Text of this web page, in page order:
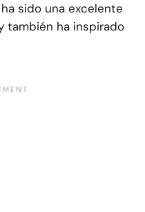
sido una excelente
también ha inspirado